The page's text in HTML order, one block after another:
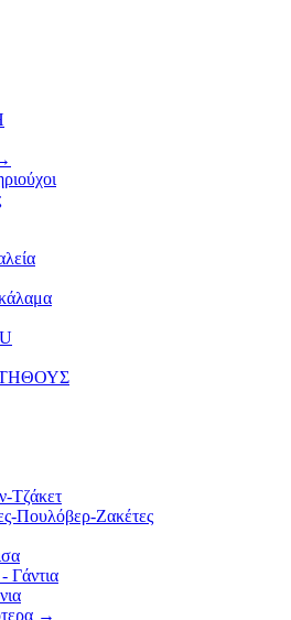
Τζάκετ
Πουλόβερ-Ζακέτες
Γάντια
→